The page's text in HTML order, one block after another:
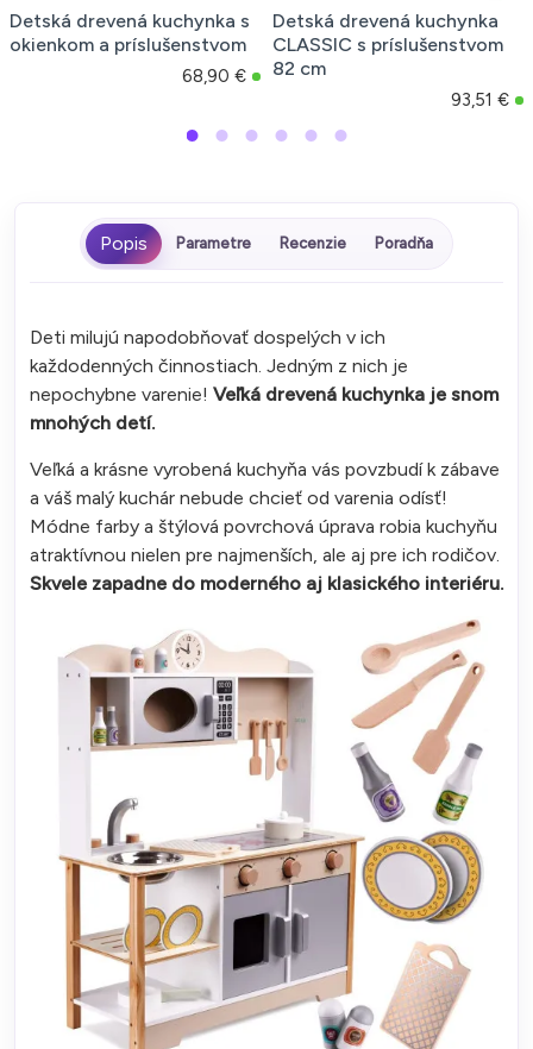
Detská drevená kuchynka s
okienkom a príslušenstvom
68,90 €
Detská drevená kuchynka
CLASSIC s príslušenstvom
82 cm
93,51 €
Parametre Recenzie Poradňa
Deti milujú napodobňovať dospelých v ich
každodenných činnostiach. Jedným z nich je
nepochybne varenie! Veľká drevená kuchynka je snom
mnohých detí.
Veľká a krásne vyrobená kuchyňa vás povzbudí k zábave
a váš malý kuchár nebude chcieť od varenia odísť!
Módne farby a štýlová povrchová úprava robia kuchyňu
atraktívnou nielen pre najmenších, ale aj pre ich rodičov.
Skvele zapadne do moderného aj klasického interiéru.